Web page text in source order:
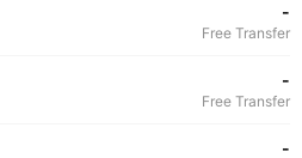
-
Free Transfer
-
Free Transfer
-